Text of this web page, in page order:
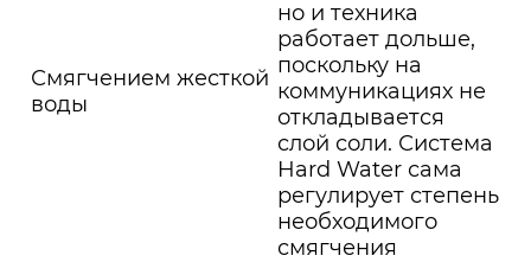
Смягчением жесткой
воды
но и техника
работает дольше,
поскольку на
коммуникациях не
откладывается
слой соли. Система
Hard Water сама
регулирует степень
необходимого
смягчения